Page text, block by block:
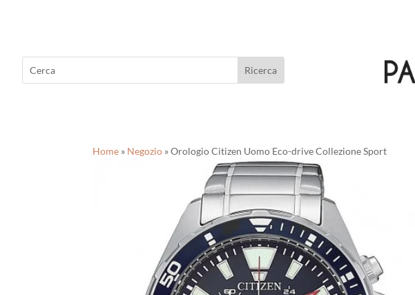
Home » Negozio »Orologio Citizen Uomo Eco-drive Collezione Sport